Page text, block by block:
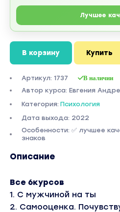
Лучшее
В корзину Купить
Артикул: 1737 В наличии
Автор курса: Евгения
Категория: Психология
Дата выхода: 2022
Особенности: ✅ лучшее
знаков
Описание
Все 6курсов
1. С мужчиной на ты
2. Cамоoценкa.